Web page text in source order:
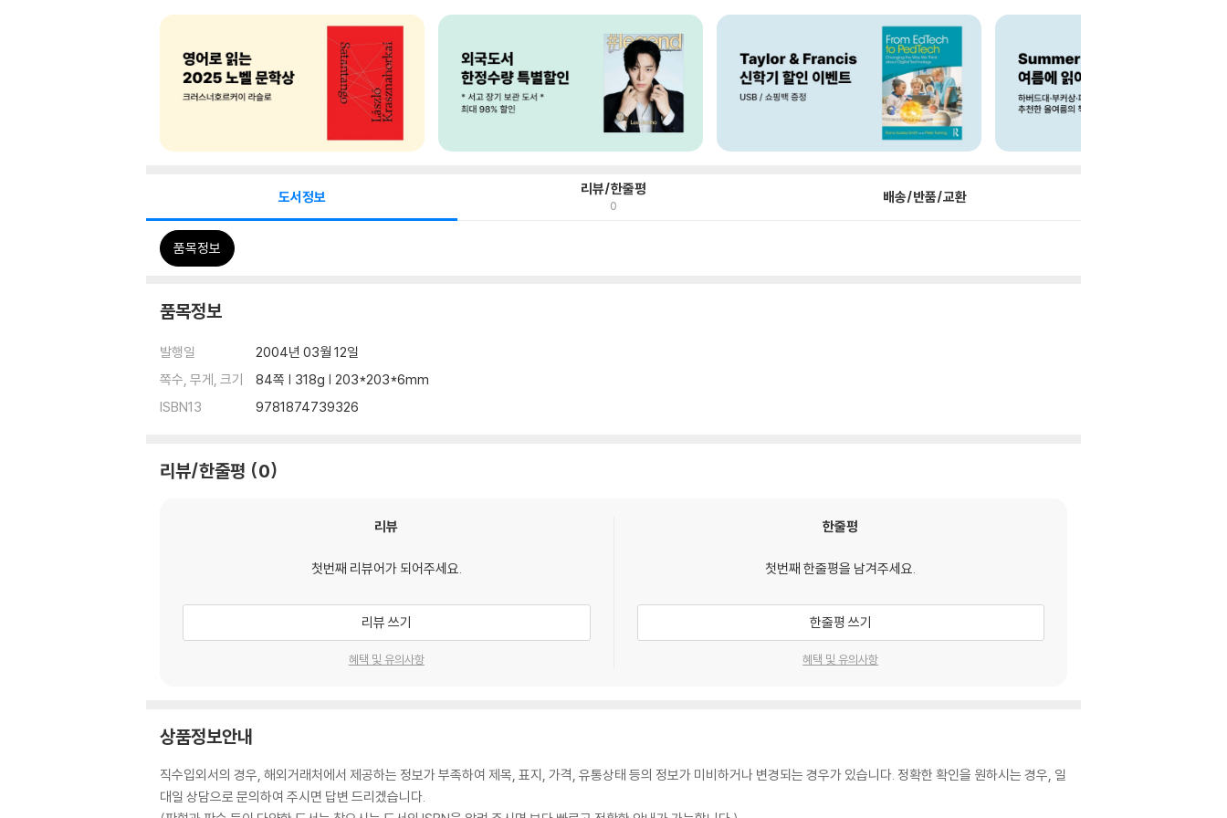
도서정보 리뷰/한줄평
0 배송/반품/교환
품목정보
품목정보
발행일
2004년 03월 12일
쪽수, 무게, 크기
84쪽 | 318g | 203*203*6mm
ISBN13
9781874739326
리뷰/한줄평 0
리뷰
첫번째 리뷰어가 되어주세요.
리뷰 쓰기
혜택 및 유의사항
한줄평
첫번째 한줄평을 남겨주세요.
한줄평 쓰기
혜택 및 유의사항
상품정보안내
직수입외서의 경우, 해외거래처에서 제공하는 정보가 부족하여 제목, 표지, 가격, 유통상태 등의 정보가 미비하거나 변경되는 경우가 있습니다. 정확한 확인을 원하시는 경우, 일
대일 상담으로 문의하여 주시면 답변 드리겠습니다.